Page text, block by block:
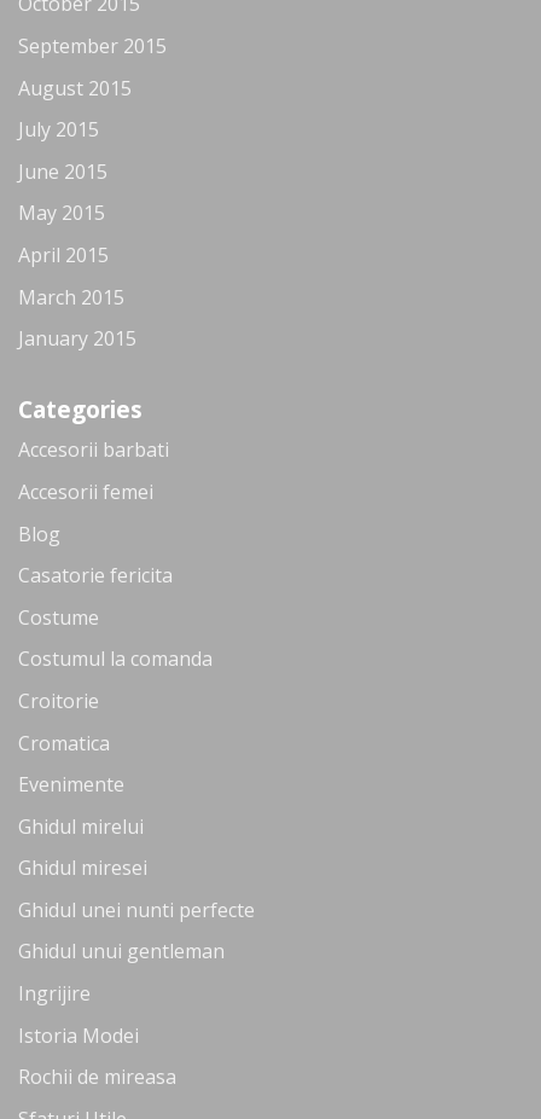
September 2015
August 2015
July 2015
June 2015
May 2015
April 2015
March 2015
January 2015
Categories
Accesorii barbati
Accesorii femei
Blog
Casatorie fericita
Costume
Costumul la comanda
Croitorie
Cromatica
Evenimente
Ghidul mirelui
Ghidul miresei
Ghidul unei nunti perfecte
Ghidul unui gentleman
Ingrijire
Istoria Modei
Rochii de mireasa